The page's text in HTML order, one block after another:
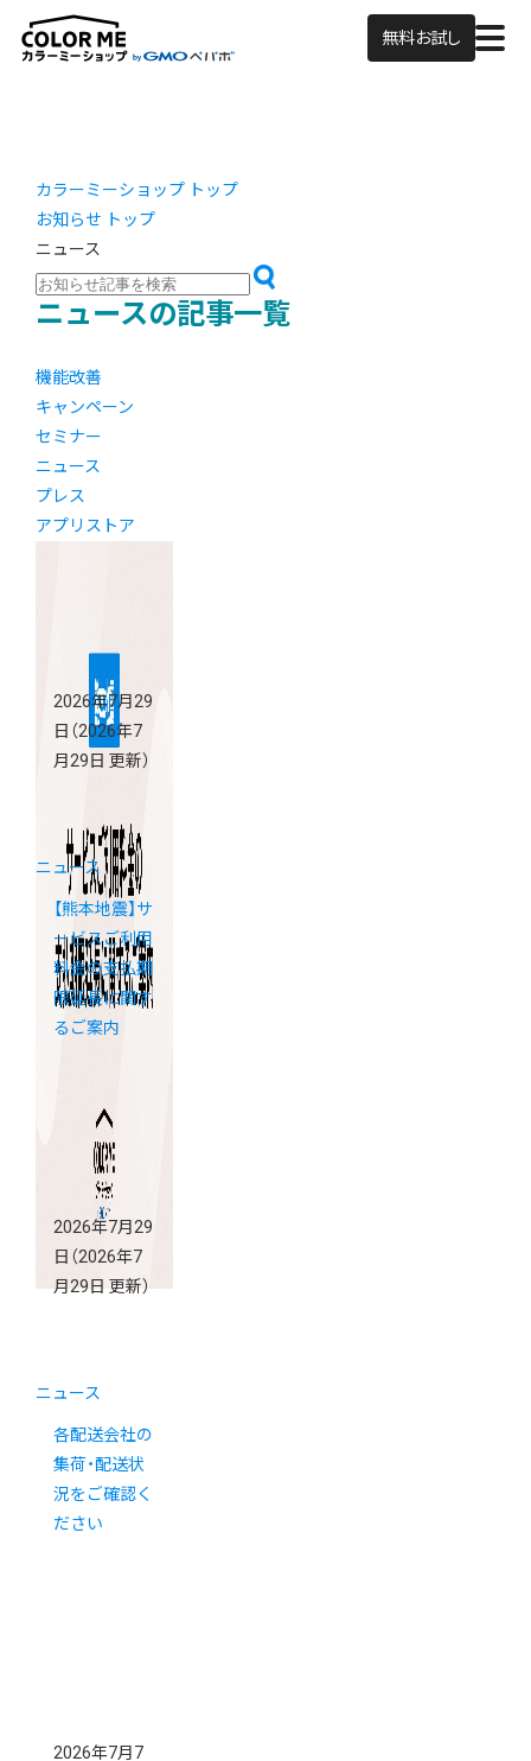
無料お試し
カラーミーショップ トップ
お知らせ トップ
ニュース
ニュースの記事一覧
機能改善
キャンペーン
セミナー
ニュース
プレス
アプリストア
2026年7月29
日 （2026年7
月29日 更新）
ニュース
【熊本地震】サ
ービスご利用
料金の支払期
限延長に関す
るご案内
2026年7月29
日 （2026年7
月29日 更新）
ニュース
各配送会社の
集荷・配送状
況をご確認く
ださい
2026年7月7